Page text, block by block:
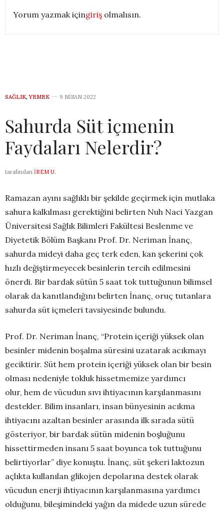
Yorum yazmak içingiriş olmalısın.
SAĞLIK, YEMEK 9 NISAN 2022
Sahurda Süt içmenin
Faydaları Nelerdir?
tarafından İREM U.
Ramazan ayını sağlıklı bir şekilde geçirmek için mutlaka
sahura kalkılması gerektiğini belirten Nuh Naci Yazgan
Üniversitesi Sağlık Bilimleri Fakültesi Beslenme ve
Diyetetik Bölüm Başkanı Prof. Dr. Neriman İnanç,
sahurda mideyi daha geç terk eden, kan şekerini çok
hızlı değiştirmeyecek besinlerin tercih edilmesini
önerdi. Bir bardak sütün 5 saat tok tuttuğunun bilimsel
olarak da kanıtlandığını belirten İnanç, oruç tutanlara
sahurda süt içmeleri tavsiyesinde bulundu.
Prof. Dr. Neriman İnanç, “Protein içeriği yüksek olan
besinler midenin boşalma süresini uzatarak acıkmayı
geciktirir. Süt hem protein içeriği yüksek olan bir besin
olması nedeniyle tokluk hissetmemize yardımcı
olur, hem de vücudun sıvı ihtiyacının karşılanmasını
destekler. Bilim insanları, insan bünyesinin acıkma
ihtiyacını azaltan besinler arasında ilk sırada sütü
gösteriyor, bir bardak sütün midenin boşluğunu
hissettirmeden insanı 5 saat boyunca tok tuttuğunu
belirtiyorlar” diye konuştu. İnanç, süt şekeri laktozun
açlıkta kullanılan glikojen depolarına destek olarak
vücudun enerji ihtiyacının karşılanmasına yardımcı
olduğunu, bileşimindeki yağın da midede uzun sürede